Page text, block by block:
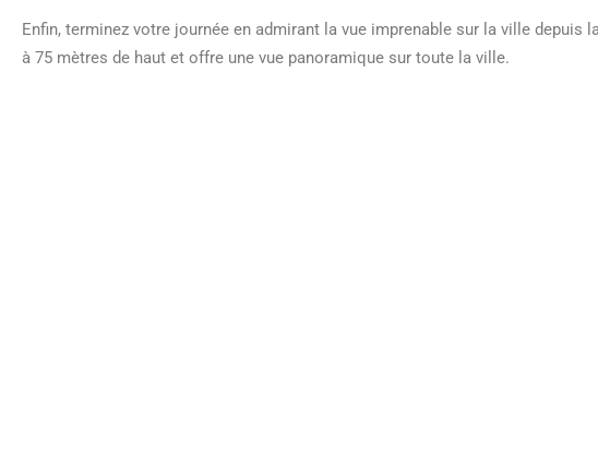
Enfin, terminez votre journée en admirant la vue imprenable sur la ville depuis
à 75 mètres de haut et offre une vue panoramique sur toute la ville.